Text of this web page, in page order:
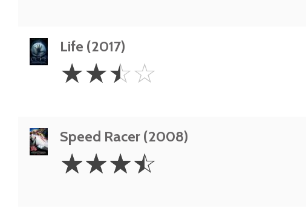
Life (2017)
2.5
Stars
☆☆☆☆
Speed Racer (2008)
3.5
Stars
☆☆☆☆